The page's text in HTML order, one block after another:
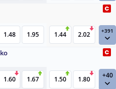
1.48 1.95 1.44 2.02 +391
1.60 1.67 1.50 1.80 +40